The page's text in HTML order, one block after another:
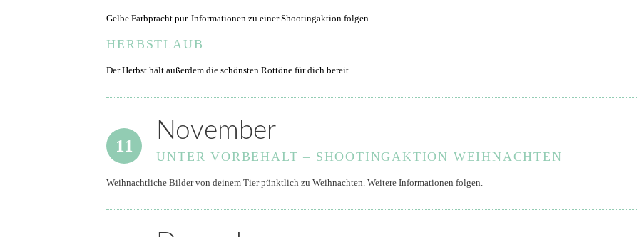
Gelbe Farbpracht pur. Informationen zu einer Shootingaktion folgen.
HERBSTLAUB
Der Herbst hält außerdem die schönsten Rottöne für dich bereit.
11
November
UNTER VORBEHALT – SHOOTINGAKTION WEIHNACHTEN
Weihnachtliche Bilder von deinem Tier pünktlich zu Weihnachten. Weitere Informationen folgen.